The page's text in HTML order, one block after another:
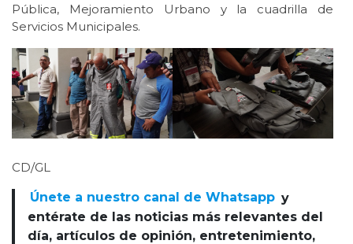
Pública, Mejoramiento Urbano y la cuadrilla de
Servicios Municipales.
CD/GL
Únete a nuestro canal de Whatsapp y
entérate de las noticias más relevantes del
día, artículos de opinión, entretenimiento,